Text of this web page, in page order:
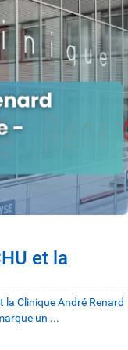
et la
la Clinique André Renard
un ...